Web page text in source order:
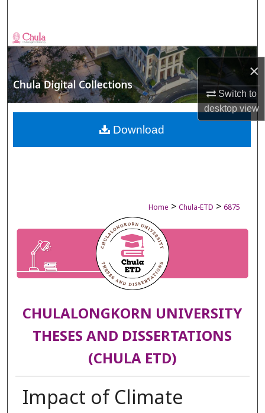
×
Switch to
desktopview
Browse Collections
My Account
About
Digital Commons Network™
Home > Chula-ETD > 6875
CHULALONGKORN UNIVERSITY
THESES AND DISSERTATIONS
(CHULA ETD)
Impact of Climate
Download